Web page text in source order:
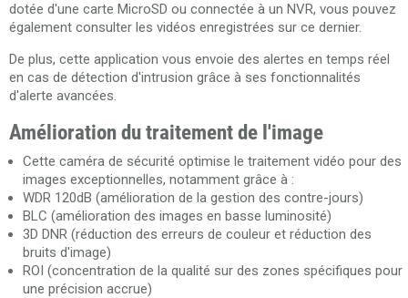
dotée d'une carte MicroSD ou connectée à un NVR, vous pouvez
également consulter les vidéos enregistrées sur ce dernier.
De plus, cette application vous envoie des alertes en temps réel
en cas de détection d'intrusion grâce à ses fonctionnalités
d'alerte avancées.
Amélioration du traitement de l'image
Cette caméra de sécurité optimise le traitement vidéo pour des
images exceptionnelles, notamment grâce à :
WDR 120dB (amélioration de la gestion des contre-jours)
BLC (amélioration des images en basse luminosité)
3D DNR (réduction des erreurs de couleur et réduction des
bruits d'image)
ROI (concentration de la qualité sur des zones spécifiques pour
une précision accrue)